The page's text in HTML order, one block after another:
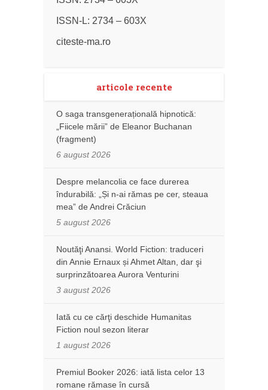
ISSN-L: 2734 – 603X
citeste-ma.ro
articole recente
O saga transgenerațională hipnotică:
„Fiicele mării” de Eleanor Buchanan
(fragment)
6 august 2026
Despre melancolia ce face durerea
îndurabilă: „Și n-ai rămas pe cer, steaua
mea” de Andrei Crăciun
5 august 2026
Noutăţi Anansi. World Fiction: traduceri
din Annie Ernaux și Ahmet Altan, dar şi
surprinzătoarea Aurora Venturini
3 august 2026
Iată cu ce cărţi deschide Humanitas
Fiction noul sezon literar
1 august 2026
Premiul Booker 2026: iată lista celor 13
romane rămase în cursă